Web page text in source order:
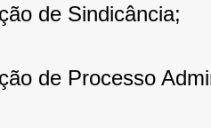
de Sindicância;
de Processo